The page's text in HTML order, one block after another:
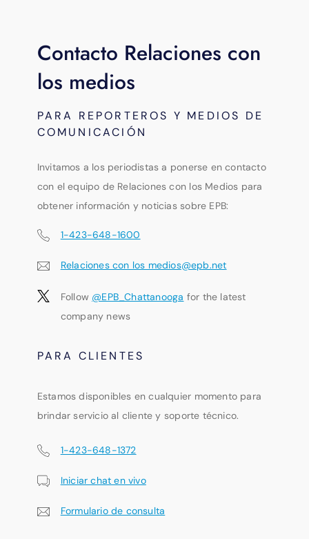
Contacto Relaciones con
los medios
PARA REPORTEROS Y MEDIOS DE
COMUNICACIÓN
Invitamos a los periodistas a ponerse en contacto
con el equipo de Relaciones con los Medios para
obtener información y noticias sobre EPB:
1-423-648-1600
Relaciones con los medios@epb.net
Follow @EPB_Chattanooga for the latest
company news
PARA CLIENTES
Estamos disponibles en cualquier momento para
brindar servicio al cliente y soporte técnico.
1-423-648-1372
Iniciar chat en vivo
Formulario de consulta